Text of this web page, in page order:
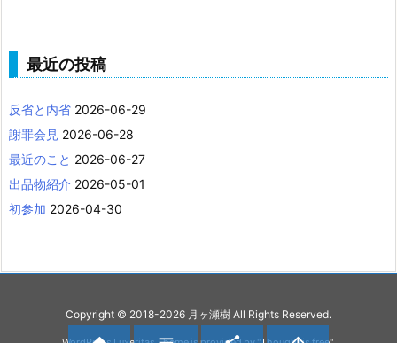
最近の投稿
反省と内省 2026-06-29
謝罪会見 2026-06-28
最近のこと 2026-06-27
出品物紹介 2026-05-01
初参加 2026-04-30
Copyright © 2018-2026 月ヶ瀬樹 All Rights Reserved.